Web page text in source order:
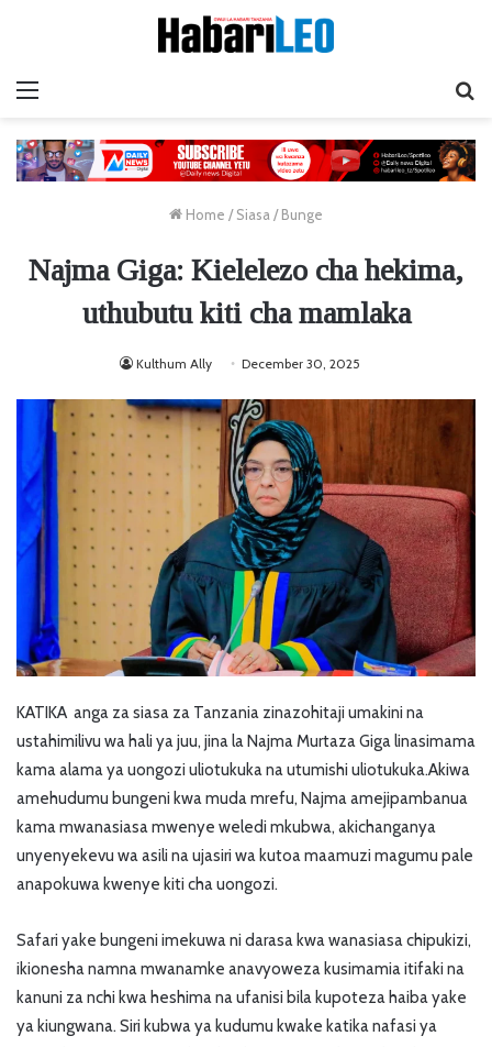
Home / Siasa/ Bunge
Najma Giga: Kielelezo cha hekima,
uthubutu kiti cha mamlaka
Kulthum Ally December 30, 2025
KATIKA anga za siasa za Tanzania zinazohitaji umakini na
ustahimilivu wa hali ya juu, jina la Najma Murtaza Giga linasimama
kama alama ya uongozi uliotukuka na utumishi uliotukuka.Akiwa
amehudumu bungeni kwa muda mrefu, Najma amejipambanua
kama mwanasiasa mwenye weledi mkubwa, akichanganya
unyenyekevu wa asili na ujasiri wa kutoa maamuzi magumu pale
anapokuwa kwenye kiti cha uongozi.
Safari yake bungeni imekuwa ni darasa kwa wanasiasa chipukizi,
ikionesha namna mwanamke anavyoweza kusimamia itifaki na
kanuni za nchi kwa heshima na ufanisi bila kupoteza haiba yake
ya kiungwana. Siri kubwa ya kudumu kwake katika nafasi ya